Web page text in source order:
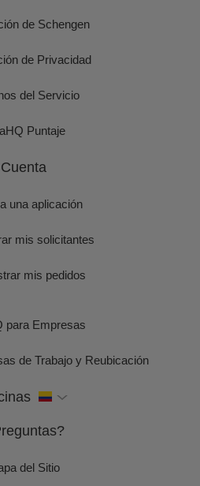
de Schengen
de Privacidad
del Servicio
Puntaje
Cuenta
una aplicación
mis solicitantes
mis pedidos
para Empresas
de Trabajo y Reubicación
del Sitio